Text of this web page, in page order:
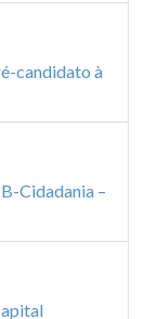
candidato à
Cidadania –